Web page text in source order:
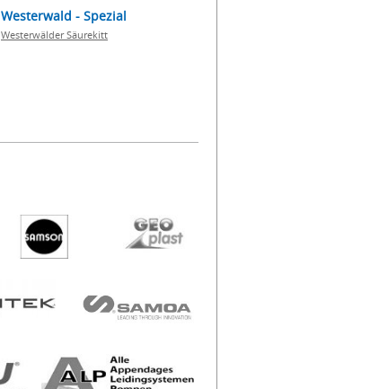
Westerwald - Spezial
Westerwälder Säurekitt